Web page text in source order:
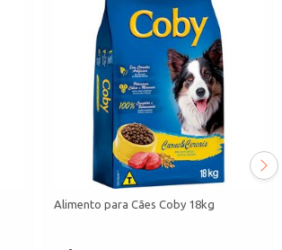
Alimento para Cães Coby 18kg